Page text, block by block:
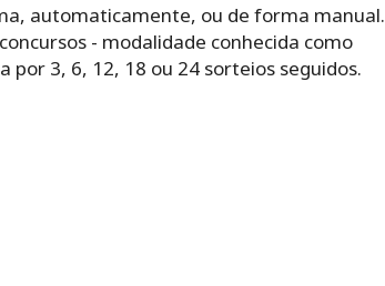
‌automaticamente,‌ ‌ou‌ ‌de‌ ‌forma‌ ‌manual.‌
-‌ ‌modalidade‌ ‌conhecida‌ ‌como‌
‌3,‌ ‌6,‌ ‌12,‌ ‌18‌ ‌ou‌ ‌24‌ ‌sorteios seguidos.‌